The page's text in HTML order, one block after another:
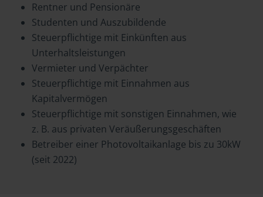
Rentner und Pensionäre
Studenten und Auszubildende
Steuerpflichtige mit Einkünften aus
Unterhaltsleistungen
Vermieter und Verpächter
Steuerpflichtige mit Einnahmen aus
Kapitalvermögen
Steuerpflichtige mit sonstigen Einnahmen, wie
z. B. aus privaten Veräußerungsgeschäften
Betreiber einer Photovoltaikanlage bis zu 30kW
(seit 2022)